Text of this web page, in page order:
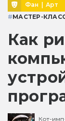
Фан | Арт
#МАСТЕР-
Как
Кот-